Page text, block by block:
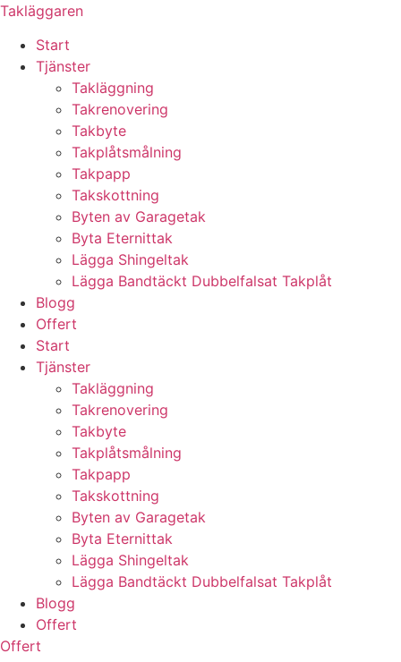
Skip
content
Takläggaren
Start
Tjänster
Takläggning
Takrenovering
Takbyte
Takplåtsmålning
Takpapp
Takskottning
Byten av Garagetak
Byta Eternittak
Lägga Shingeltak
Lägga Bandtäckt Dubbelfalsat Takplåt
Blogg
Offert
Start
Tjänster
Takläggning
Takrenovering
Takbyte
Takplåtsmålning
Takpapp
Takskottning
Byten av Garagetak
Byta Eternittak
Lägga Shingeltak
Lägga Bandtäckt Dubbelfalsat Takplåt
Blogg
Offert
Offert